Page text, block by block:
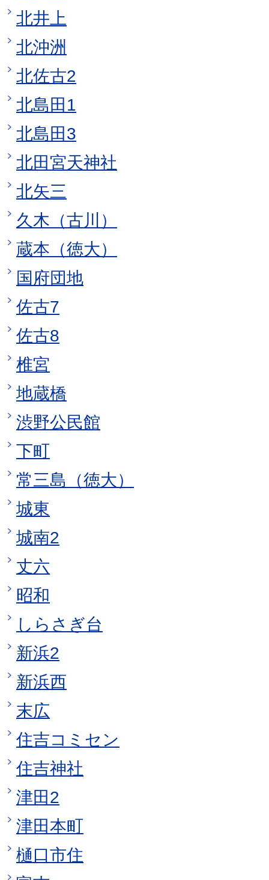
北井上
北沖洲
北佐古2
北島田1
北島田3
北田宮天神社
北矢三
久木（古川）
蔵本（徳大）
国府団地
佐古7
佐古8
椎宮
地蔵橋
渋野公民館
下町
常三島（徳大）
城東
城南2
丈六
昭和
しらさぎ台
新浜2
新浜西
末広
住吉コミセン
住吉神社
津田2
津田本町
樋口市住